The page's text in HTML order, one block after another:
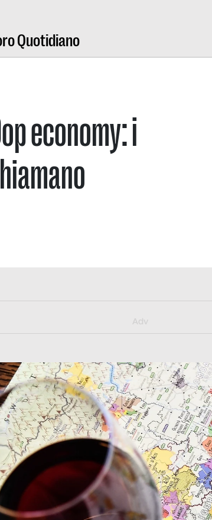
Quotidiano
economy: i
Adv